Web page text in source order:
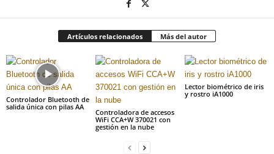
Artículos relacionados Más del autor
Controlador Bluetooth de
salida única con pilas AA
Controladora de accesos
WiFi CCA+W 370021 con
gestión en la nube
Lector biométrico de iris
y rostro iA1000